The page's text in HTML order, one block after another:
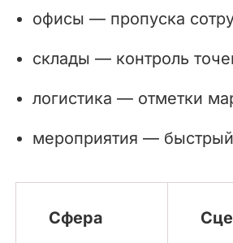
офисы — пропуска
склады — контроль
логистика — отметки
мероприятия —
Сфера